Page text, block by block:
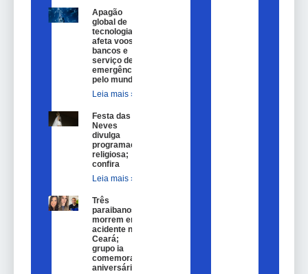
Apagão
global de
tecnologia
afeta voos,
bancos e
serviço de
emergência
pelo mundo
Leia mais »
Festa das
Neves
divulga
programação
religiosa;
confira
Leia mais »
Três
paraibanos
morrem em
acidente no
Ceará;
grupo ia
comemorar
aniversário